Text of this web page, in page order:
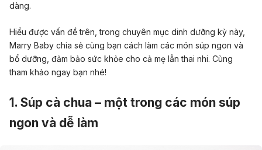
dàng.
Hiểu được vấn đề trên, trong chuyên mục dinh dưỡng kỳ này,
Marry Baby chia sẻ cùng bạn cách làm các món súp ngon và
bổ dưỡng, đảm bảo sức khỏe cho cả mẹ lẫn thai nhi. Cùng
tham khảo ngay bạn nhé!
1. Súp cà chua – một trong các món súp
ngon và dễ làm